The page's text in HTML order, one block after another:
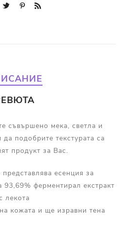
съвършено мека, светла и
подобрите текстурата са
продукт за Вас.
есенция за
ферментирал екстракт
лекота
кожата и ще изравни тена